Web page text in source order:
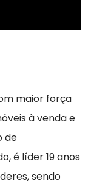
maior força
à venda e
de
é líder 19 anos
sendo